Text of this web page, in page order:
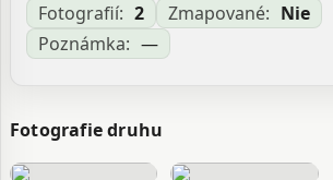
Fotografií: 2 Zmapované: Nie
Poznámka: —
Fotografie druhu